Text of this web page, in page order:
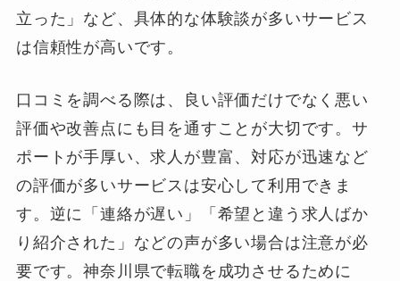
立った」など、具体的な体験談が多いサービス
は信頼性が高いです。
口コミを調べる際は、良い評価だけでなく悪い
評価や改善点にも目を通すことが大切です。サ
ポートが手厚い、求人が豊富、対応が迅速など
の評価が多いサービスは安心して利用できま
す。逆に「連絡が遅い」「希望と違う求人ばか
り紹介された」などの声が多い場合は注意が必
要です。神奈川県で転職を成功させるために